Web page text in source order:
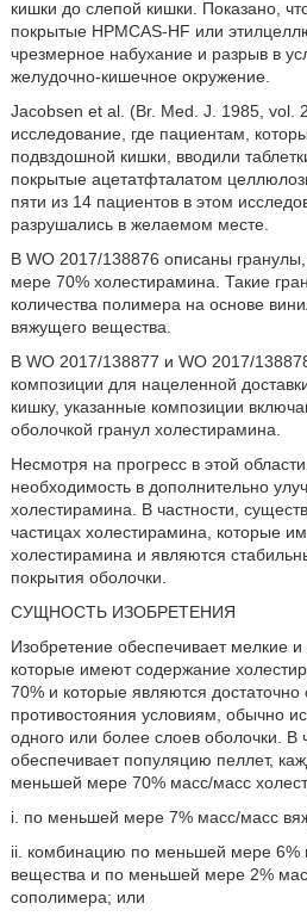
кишки до слепой кишки. Показано,
покрытые HPMCAS-HF или
чрезмерное набухание и разрыв в
желудочно-кишечное окружение.
Jacobsen et al. (Br. Med. J. 1985, vol.
исследование, где пациентам,
подвздошной кишки, вводили
покрытые ацетатфталатом
пяти из 14 пациентов в этом
разрушались в желаемом месте.
В WO 2017/138876 описаны
мере 70% холестирамина. Такие
количества полимера на основе
вяжущего вещества.
В WO 2017/138877 и WO 2017/
композиции для нацеленной
кишку, указанные композиции
оболочкой гранул холестирамина.
Несмотря на прогресс в этой
необходимость в дополнительно
холестирамина. В частности,
частицах холестирамина, которые
холестирамина и являются
покрытия оболочки.
СУЩНОСТЬ ИЗОБРЕТЕНИЯ
Изобретение обеспечивает мелкие
которые имеют содержание
70% и которые являются
противостояния условиям, обычно
одного или более слоев оболочки. В
обеспечивает популяцию пеллет,
меньшей мере 70% масс/масс
i. по меньшей мере 7% масс/масс
ii. комбинацию по меньшей мере 6%
вещества и по меньшей мере 2%
сополимера; или